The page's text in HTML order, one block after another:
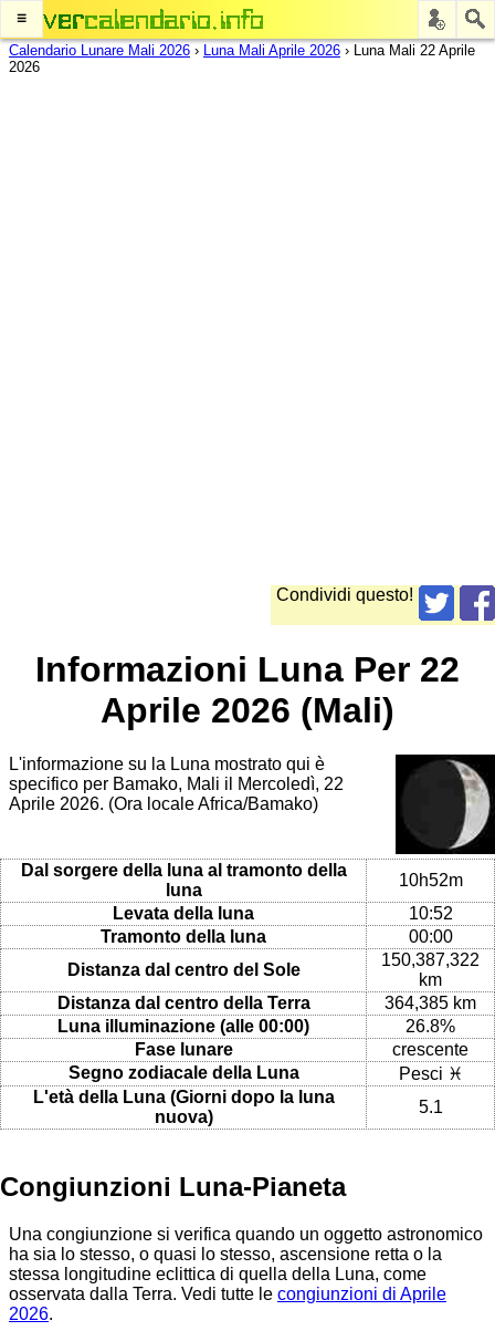
≡
Calendario Lunare Mali 2026 › Luna Mali Aprile 2026 › Luna Mali 22 Aprile
2026
Condividi questo!
Informazioni Luna Per 22
Aprile 2026 (Mali)
L'informazione su la Luna mostrato qui è
specifico per Bamako, Mali il Mercoledì, 22
Aprile 2026. (Ora locale Africa/Bamako)
Dal sorgere della luna al tramonto della
luna
10h52m
Levata della luna
10:52
Tramonto della luna
00:00
Distanza dal centro del Sole
150,387,322
km
Distanza dal centro della Terra
364,385 km
Luna illuminazione (alle 00:00)
26.8%
Fase lunare
crescente
Segno zodiacale della Luna
Pesci ♓
L'età della Luna (Giorni dopo la luna
nuova)
5.1
Congiunzioni Luna-Pianeta
Una congiunzione si verifica quando un oggetto astronomico
ha sia lo stesso, o quasi lo stesso, ascensione retta o la
stessa longitudine eclittica di quella della Luna, come
osservata dalla Terra. Vedi tutte le congiunzioni di Aprile
2026.